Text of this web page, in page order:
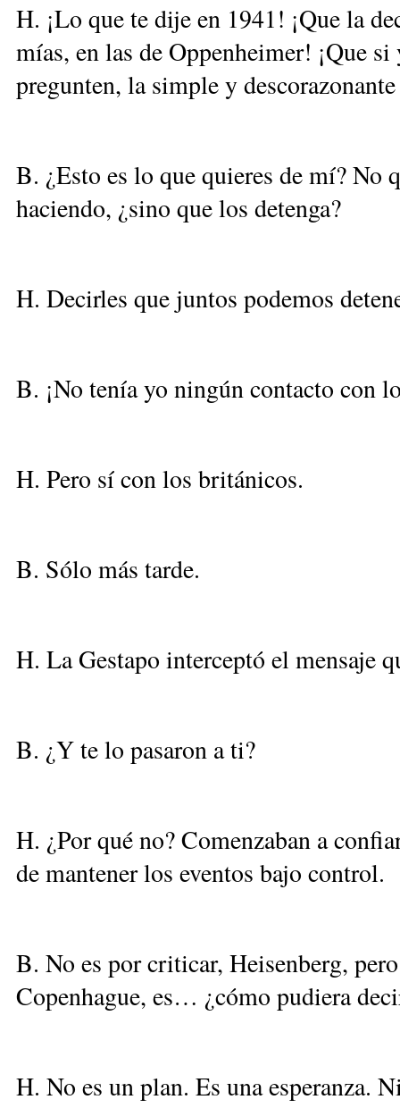
H. ¡Lo que te dije en 1941! ¡Que la
mías, en las de Oppenheimer! ¡Que
pregunten, la simple y
B. ¿Esto es lo que quieres de mí? No
haciendo, ¿sino que los detenga?
H. Decirles que juntos podemos
B. ¡No tenía yo ningún contacto con
H. Pero sí con los británicos.
B. Sólo más tarde.
H. La Gestapo interceptó el mensaje
B. ¿Y te lo pasaron a ti?
H. ¿Por qué no? Comenzaban a
de mantener los eventos bajo control.
B. No es por criticar, Heisenberg,
Copenhague, es… ¿cómo pudiera
H. No es un plan. Es una esperanza.